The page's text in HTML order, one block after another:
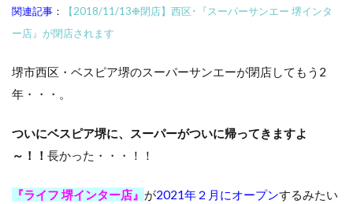
関連記事 ：
【2018/11/13❉閉店】西区･『スーパーサンエー 堺インタ
ー店』が閉店されます
堺市西区・ベスピア堺のスーパーサンエーが閉店してもう2
年・・・。
ついにベスピア堺に、スーパーがついに帰ってきますよ
～！！ 長かった・・・！！
『ライフ 堺インター店』 が2021年２月にオープンするみたい